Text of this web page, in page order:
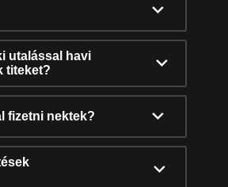
utalással havi
titeket?
fizetni nektek?